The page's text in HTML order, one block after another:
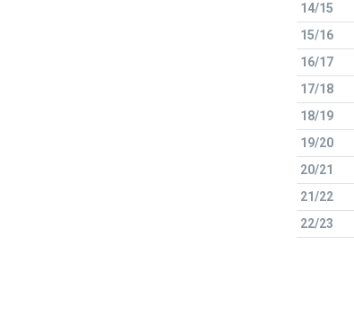
14/15
15/16
16/17
17/18
18/19
19/20
20/21
21/22
22/23